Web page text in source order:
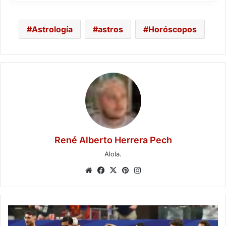
Astrología astros Horóscopos
René Alberto Herrera Pech
Alola.
WebsiteFacebook
X Pinterest
España
domina